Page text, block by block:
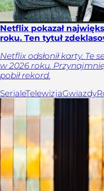
Netflix pokazał
roku. Ten tytuł
Netflix odsłonił karty. Te
w 2026 roku.
pobił rekord.
SerialeTelewizjaGwiazdy